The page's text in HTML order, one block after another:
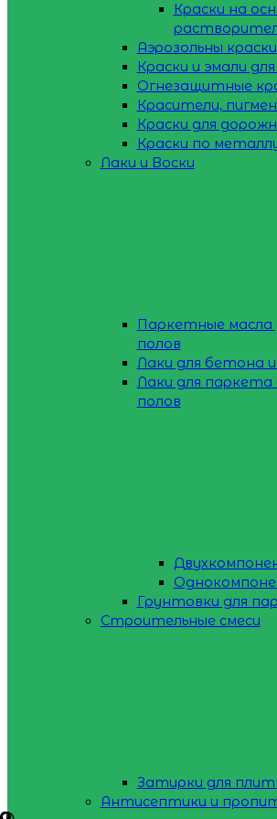
Краски на
Аэрозольны краски
Краски и эмали
Огнезащитные
Красители,
Краски для
Краски по
Лаки и Воски
Паркетные масла
полов
Лаки для бетона
Лаки для паркета
полов
Грунтовки для
Строительные смеси
Затирки для
Антисептики и